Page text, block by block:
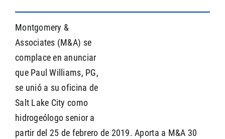
Montgomery &
Associates (M&A) se
complace en anunciar
que Paul Williams, PG,
se unió a su oficina de
Salt Lake City como
hidrogeólogo senior a
partir del 25 de febrero de 2019. Aporta a M&A 30